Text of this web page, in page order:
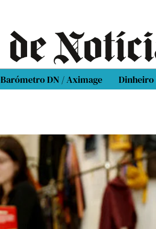
Barómetro DN / Aximage Dinheiro